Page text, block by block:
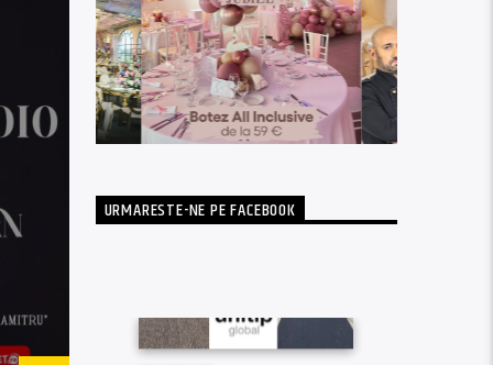
URMARESTE-NE PE FACEBOOK